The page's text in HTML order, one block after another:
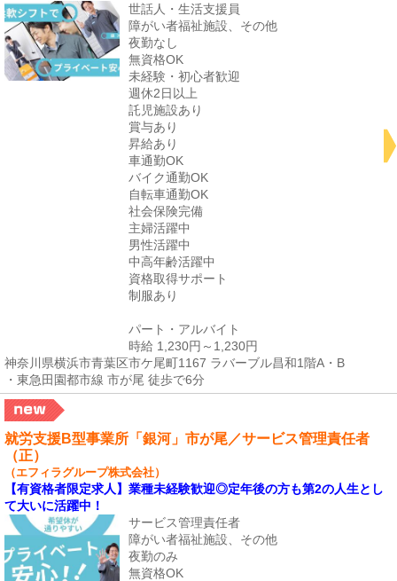
世話人・生活支援員
障がい者福祉施設、その他
夜勤なし
無資格OK
未経験・初心者歓迎
週休2日以上
託児施設あり
賞与あり
昇給あり
車通勤OK
バイク通勤OK
自転車通勤OK
社会保険完備
主婦活躍中
男性活躍中
中高年齢活躍中
資格取得サポート
制服あり
パート・アルバイト
時給 1,230円～1,230円
神奈川県横浜市青葉区市ケ尾町1167 ラバーブル昌和1階A・B
・東急田園都市線 市が尾 徒歩で6分
就労支援B型事業所「銀河」市が尾／サービス管理責任者
（正）
（エフィラグループ株式会社）
【有資格者限定求人】業種未経験歓迎◎定年後の方も第2の人生とし
て大いに活躍中！
サービス管理責任者
障がい者福祉施設、その他
夜勤のみ
無資格OK